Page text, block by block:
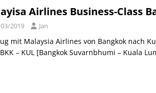
Airlines Business-Class
2019 Jan
mit Malaysia Airlines von Bangkok nach
– KUL [Bangkok Suvarnbhumi – Kuala